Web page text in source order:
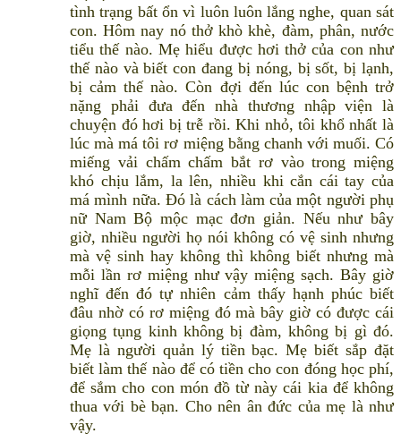
tình trạng bất ổn vì luôn luôn lắng nghe, quan sát
con. Hôm nay nó thở khò khè, đàm, phân, nước
tiểu thế nào. Mẹ hiểu được hơi thở của con như
thế nào và biết con đang bị nóng, bị sốt, bị lạnh,
bị cảm thế nào. Còn đợi đến lúc con bệnh trở
nặng phải đưa đến nhà thương nhập viện là
chuyện đó hơi bị trễ rồi. Khi nhỏ, tôi khổ nhất là
lúc mà má tôi rơ miệng bằng chanh với muối. Có
miếng vải chấm chấm bắt rơ vào trong miệng
khó chịu lắm, la lên, nhiều khi cắn cái tay của
má mình nữa. Đó là cách làm của một người phụ
nữ Nam Bộ mộc mạc đơn giản. Nếu như bây
giờ, nhiều người họ nói không có vệ sinh nhưng
mà vệ sinh hay không thì không biết nhưng mà
mỗi lần rơ miệng như vậy miệng sạch. Bây giờ
nghĩ đến đó tự nhiên cảm thấy hạnh phúc biết
đâu nhờ có rơ miệng đó mà bây giờ có được cái
giọng tụng kinh không bị đàm, không bị gì đó.
Mẹ là người quản lý tiền bạc. Mẹ biết sắp đặt
biết làm thế nào để có tiền cho con đóng học phí,
để sắm cho con món đồ từ này cái kia để không
thua với bè bạn. Cho nên ân đức của mẹ là như
vậy.